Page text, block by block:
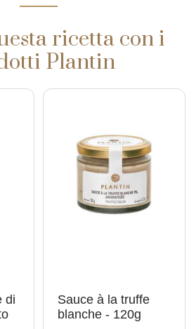
ricetta con i
Plantin
di
Sauce à la truffe
blanche - 120g